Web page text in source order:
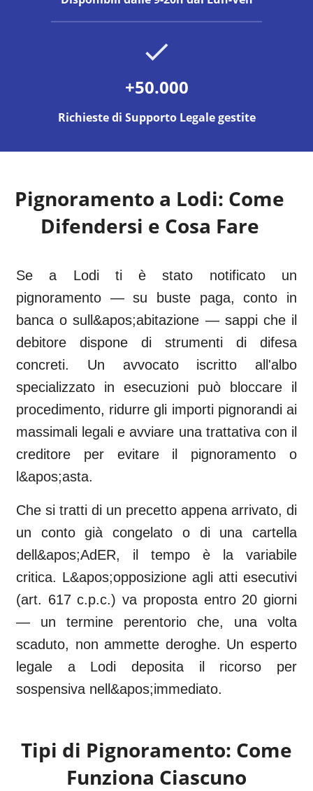
+50.000
Richieste di Supporto Legale gestite
Pignoramento a Lodi: Come
Difendersi e Cosa Fare
Se a Lodi ti è stato notificato un
pignoramento — su buste paga, conto in
banca o sull&apos;abitazione — sappi che il
debitore dispone di strumenti di difesa
concreti. Un avvocato iscritto all'albo
specializzato in esecuzioni può bloccare il
procedimento, ridurre gli importi pignorandi ai
massimali legali e avviare una trattativa con il
creditore per evitare il pignoramento o
l&apos;asta.
Che si tratti di un precetto appena arrivato, di
un conto già congelato o di una cartella
dell&apos;AdER, il tempo è la variabile
critica. L&apos;opposizione agli atti esecutivi
(art. 617 c.p.c.) va proposta entro 20 giorni
— un termine perentorio che, una volta
scaduto, non ammette deroghe. Un esperto
legale a Lodi deposita il ricorso per
sospensiva nell&apos;immediato.
Tipi di Pignoramento: Come
Funziona Ciascuno